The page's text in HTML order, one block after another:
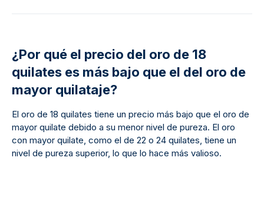
¿Por qué el precio del oro de 18
quilates es más bajo que el del oro de
mayor quilataje?
El oro de 18 quilates tiene un precio más bajo que el oro de
mayor quilate debido a su menor nivel de pureza. El oro
con mayor quilate, como el de 22 o 24 quilates, tiene un
nivel de pureza superior, lo que lo hace más valioso.